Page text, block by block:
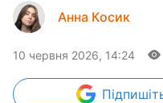
Анна Косик
10 червня 2026, 14:24